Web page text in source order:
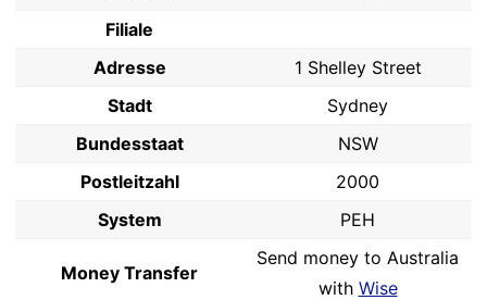
Filiale
Adresse
1 Shelley Street
Stadt
Sydney
Bundesstaat
NSW
Postleitzahl
2000
System
PEH
Money Transfer
Send money to Australia
with Wise